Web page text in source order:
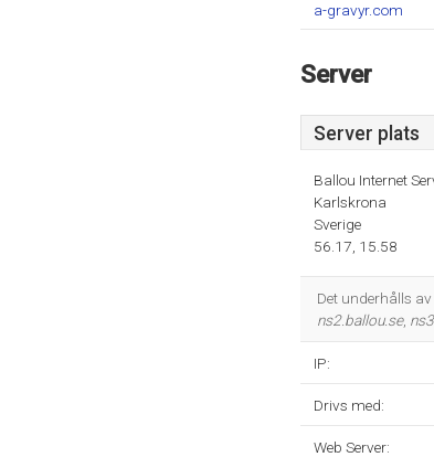
a-gravyr.com
Server
Server plats
Ballou Internet
Karlskrona
Sverige
56.17, 15.58
Det underhålls
ns2.ballou.se,
IP:
Drivs med:
Web Server: